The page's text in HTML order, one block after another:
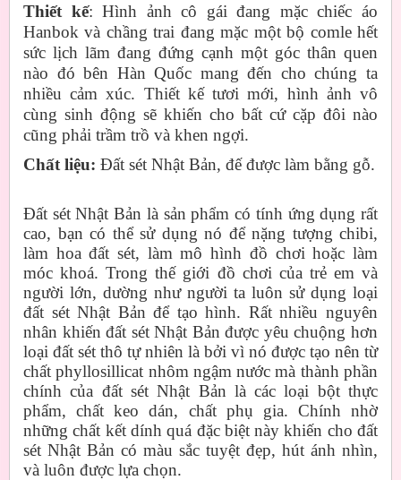
Thiết kế: Hình ảnh cô gái đang mặc chiếc áo
Hanbok và chầng trai đang mặc một bộ comle hết
sức lịch lãm đang đứng cạnh một góc thân quen
nào đó bên Hàn Quốc mang đến cho chúng ta
nhiều cảm xúc. Thiết kế tươi mới, hình ảnh vô
cùng sinh động sẽ khiến cho bất cứ cặp đôi nào
cũng phải trầm trồ và khen ngợi.
Chất liệu: Đất sét Nhật Bản, đế được làm bằng gỗ.
Đất sét Nhật Bản là sản phẩm có tính ứng dụng rất
cao, bạn có thể sử dụng nó để nặng tượng chibi,
làm hoa đất sét, làm mô hình đồ chơi hoặc làm
móc khoá. Trong thế giới đồ chơi của trẻ em và
người lớn, dường như người ta luôn sử dụng loại
đất sét Nhật Bản để tạo hình. Rất nhiều nguyên
nhân khiến đất sét Nhật Bản được yêu chuộng hơn
loại đất sét thô tự nhiên là bởi vì nó được tạo nên từ
chất phyllosillicat nhôm ngậm nước mà thành phần
chính của đất sét Nhật Bản là các loại bột thực
phẩm, chất keo dán, chất phụ gia. Chính nhờ
những chất kết dính quá đặc biệt này khiến cho đất
sét Nhật Bản có màu sắc tuyệt đẹp, hút ánh nhìn,
và luôn được lựa chọn.